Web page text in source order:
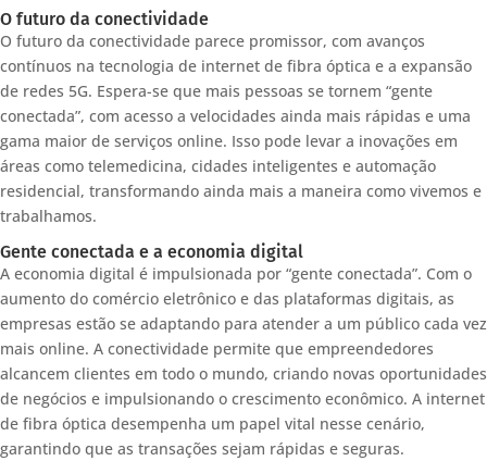
O futuro da conectividade
O futuro da conectividade parece promissor, com avanços
contínuos na tecnologia de internet de fibra óptica e a expansão
de redes 5G. Espera-se que mais pessoas se tornem “gente
conectada”, com acesso a velocidades ainda mais rápidas e uma
gama maior de serviços online. Isso pode levar a inovações em
áreas como telemedicina, cidades inteligentes e automação
residencial, transformando ainda mais a maneira como vivemos e
trabalhamos.
Gente conectada e a economia digital
A economia digital é impulsionada por “gente conectada”. Com o
aumento do comércio eletrônico e das plataformas digitais, as
empresas estão se adaptando para atender a um público cada vez
mais online. A conectividade permite que empreendedores
alcancem clientes em todo o mundo, criando novas oportunidades
de negócios e impulsionando o crescimento econômico. A internet
de fibra óptica desempenha um papel vital nesse cenário,
garantindo que as transações sejam rápidas e seguras.